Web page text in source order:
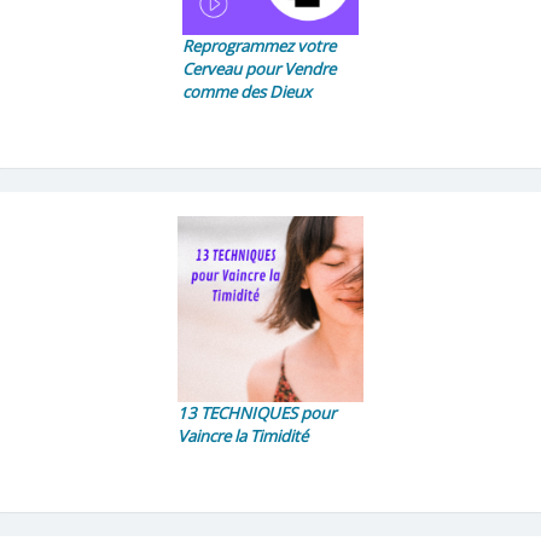
Reprogrammez votre
Cerveau pour Vendre
comme des Dieux
13 TECHNIQUES pour
Vaincre la Timidité